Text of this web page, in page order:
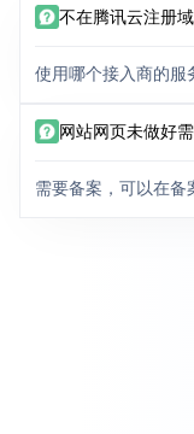
不在腾讯云注册
使用哪个接入商的服
网站网页未做好
需要备案，可以在备